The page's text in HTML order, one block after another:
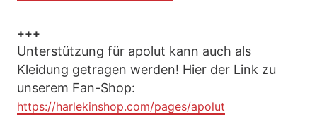
+++
Unterstützung für apolut kann auch als
Kleidung getragen werden! Hier der Link zu
unserem Fan-Shop:
https://harlekinshop.com/pages/apolut